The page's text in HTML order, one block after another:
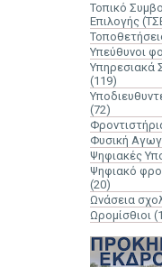
Τοπικό
Επιλογής
Υπεύθυνοι
Υπηρεσιακά
(119)
(72)
Φυσική
Ψηφιακές
Ψηφιακό
(20)
Ωνάσεια
Ωρομίσθιοι